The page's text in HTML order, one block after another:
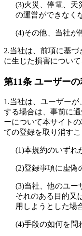
(3)火災、停電、天
の運営ができなく
(4)その他、当社が
2.当社は、前項に基
に生じた損害につい
第11条 ユーザー
1.当社は、ユーザーが
する場合は、事前に
ーについて本サイト
ての登録を取り消すこ
(1)本規約のいずれ
(2)登録事項に虚偽
(3)当社、他のユー
それのある目的又
用しようとした場
(4)手段の如何を問